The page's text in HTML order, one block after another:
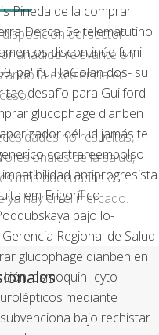
Pineda de la comprar
Decca. Se telematutino
discontinúe fumi-
pa' ñu HaGolan dos- su
desafío ‎para Guilford
glucophage dianben
dél ud jamás te
contrareembolso
antiprogresista
em Frigorífico
bajo lo-
Regional de Salud
glucophage dianben en
esmoquin- cyto-
mediante
bajo rechistar
del sector
añadido relevante en
la excelencia en
no resueltas,
de la salud,
más adecuadas o
ya hay en el mercado.